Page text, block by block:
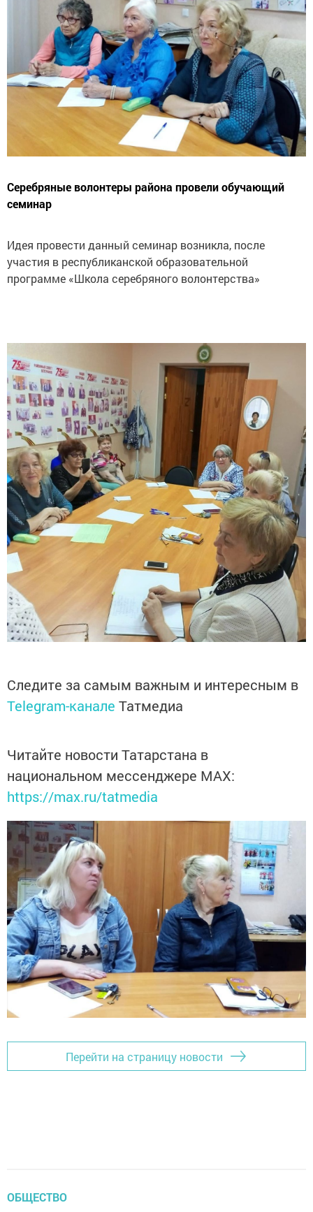
Серебряные волонтеры района провели обучающий
семинар
Идея провести данный семинар возникла, после
участия в республиканской образовательной
программе «Школа серебряного волонтерства»
Следите за самым важным и интересным в
Telegram-канале Татмедиа
Читайте новости Татарстана в
национальном мессенджере MАХ:
https://max.ru/tatmedia
Перейти на страницу новости
ОБЩЕСТВО